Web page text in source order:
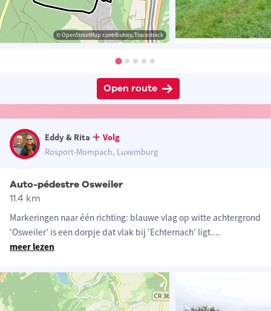
© OpenStreetMap contributors, Tracestrack
Open route
Eddy & Rita
Volg
Rosport-Mompach, Luxemburg
Auto-pédestre Osweiler
11.4 km
Markeringen naar één richting: blauwe vlag op witte achtergrond
'Osweiler' is een dorpje dat vlak bij 'Echternach' ligt....
meer lezen